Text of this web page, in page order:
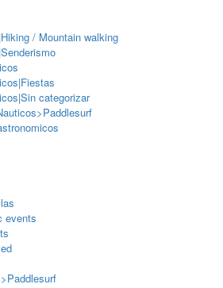
/ Mountain walking
categorizar
events